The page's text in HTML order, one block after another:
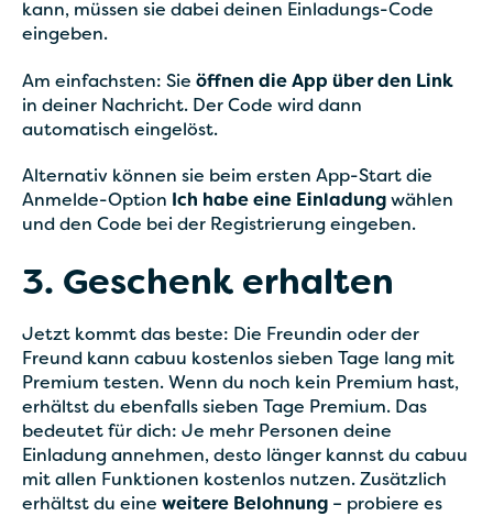
kann, müssen sie dabei deinen Einladungs-Code
eingeben.
Am einfachsten: Sie öffnen die App über den Link
in deiner Nachricht. Der Code wird dann
automatisch eingelöst.
Alternativ können sie beim ersten App-Start die
Anmelde-Option Ich habe eine Einladung wählen
und den Code bei der Registrierung eingeben.
3. Geschenk erhalten
Jetzt kommt das beste: Die Freundin oder der
Freund kann cabuu kostenlos sieben Tage lang mit
Premium testen. Wenn du noch kein Premium hast,
erhältst du ebenfalls sieben Tage Premium. Das
bedeutet für dich: Je mehr Personen deine
Einladung annehmen, desto länger kannst du cabuu
mit allen Funktionen kostenlos nutzen. Zusätzlich
erhältst du eine weitere Belohnung – probiere es